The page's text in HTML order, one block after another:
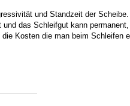
und Standzeit der
das Schleifgut kann
Kosten die man beim Schleifen